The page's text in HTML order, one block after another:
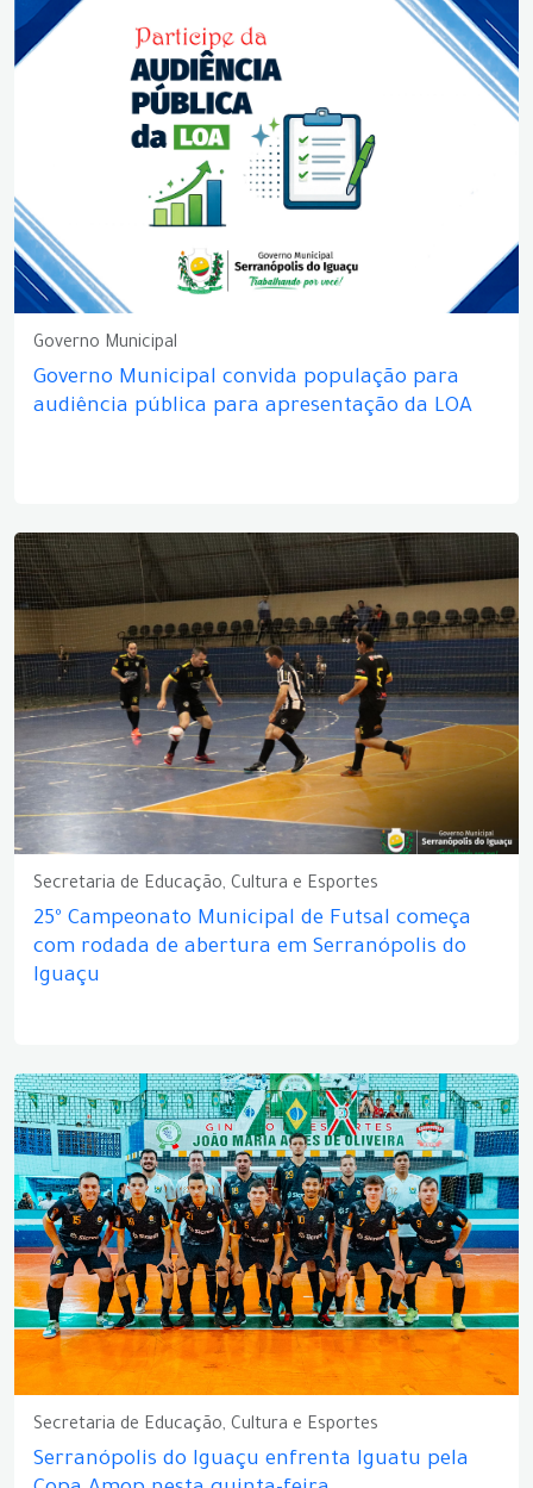
Governo Municipal
Governo Municipal convida população para
audiência pública para apresentação da LOA
Secretaria de Educação, Cultura e Esportes
25º Campeonato Municipal de Futsal começa
com rodada de abertura em Serranópolis do
Iguaçu
Secretaria de Educação, Cultura e Esportes
Serranópolis do Iguaçu enfrenta Iguatu pela